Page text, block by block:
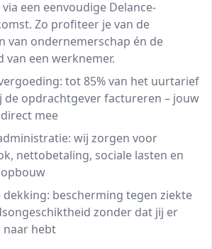
een eenvoudige Delance-
Zo profiteer je van de
van ondernemerschap én de
van een werknemer.
tot 85% van het uurtarief
de opdrachtgever factureren – jouw
mee
wij zorgen voor
nettobetaling, sociale lasten en
dekking: bescherming tegen ziekte
zonder dat jij er
naar hebt